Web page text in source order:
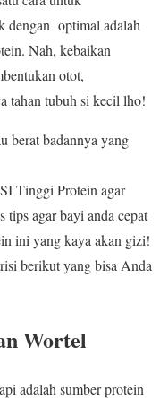
dengan optimal adalah
Nah, kebaikan
otot,
tahan tubuh si kecil lho!
berat badannya yang
Tinggi Protein agar
agar bayi anda cepat
ini yang kaya akan gizi!
berikut yang bisa Anda
Wortel
adalah sumber protein